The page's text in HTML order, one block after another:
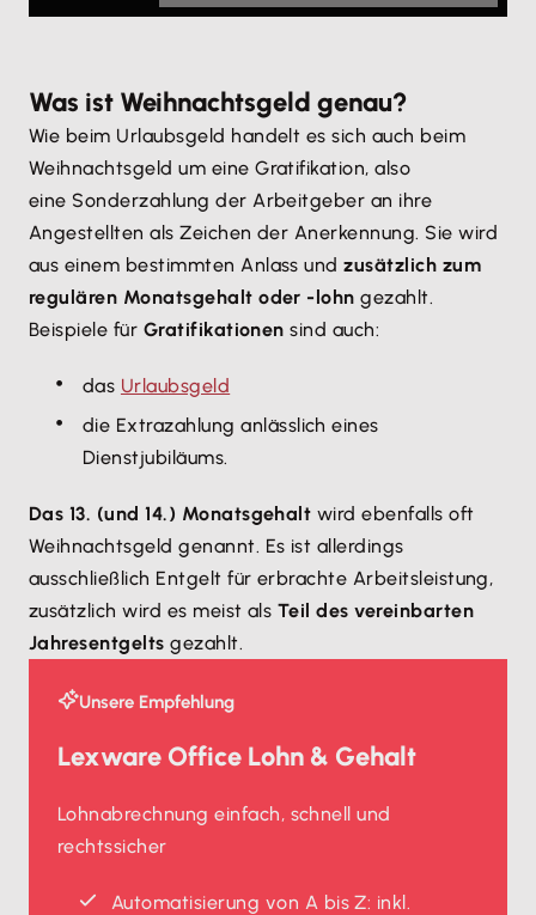
Nutzung des Service zu, um
Mehr Informationen
Akzeptieren
Was ist Weihnachtsgeld genau?
Wie beim Urlaubsgeld handelt es sich auch beim
Weihnachtsgeld um eine Gratifikation, also
eine Sonderzahlung der Arbeitgeber an ihre
Angestellten als Zeichen der Anerkennung. Sie wird
aus einem bestimmten Anlass undzusätzlich zum
regulären Monatsgehalt oder -lohngezahlt.
Beispiele für Gratifikationensind auch:
das Urlaubsgeld
die Extrazahlung anlässlich eines
Dienstjubiläums.
Das 13. (und 14.) Monatsgehalt wird ebenfalls oft
Weihnachtsgeld genannt. Es ist allerdings
ausschließlich Entgelt für erbrachte Arbeitsleistung,
zusätzlich wird es meist als Teil des vereinbarten
Jahresentgelts gezahlt.
Unsere Empfehlung
Lexware Office Lohn & Gehalt
Lohnabrechnung einfach, schnell und
rechtssicher
Automatisierung von A bis Z: inkl.